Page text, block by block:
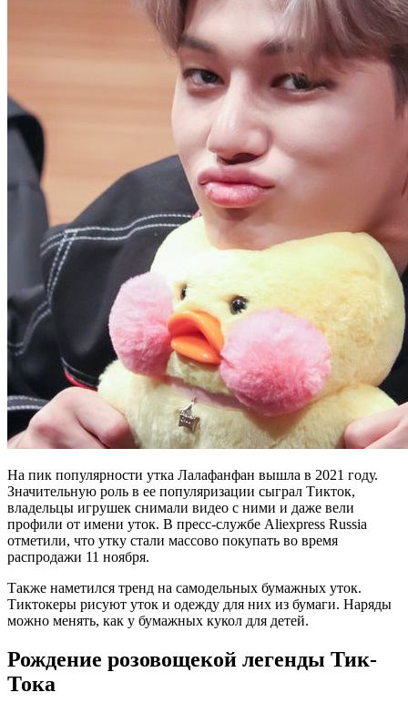
На пик популярности утка Лалафанфан вышла в 2021 году.
Значительную роль в ее популяризации сыграл Тикток,
владельцы игрушек снимали видео с ними и даже вели
профили от имени уток. В пресс-службе Aliexpress Russia
отметили, что утку стали массово покупать во время
распродажи 11 ноября.
Также наметился тренд на самодельных бумажных уток.
Тиктокеры рисуют уток и одежду для них из бумаги. Наряды
можно менять, как у бумажных кукол для детей.
Рождение розовощекой легенды Тик-
Тока